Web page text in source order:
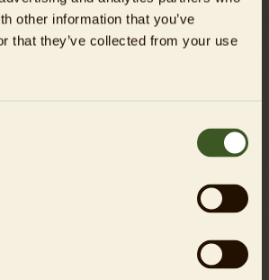
other information that you’ve
that they’ve collected from your use